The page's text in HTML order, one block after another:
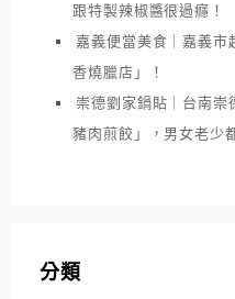
跟特製辣椒醬很過癮！
嘉義便當美食｜嘉義市
香燒臘店」！
崇德劉家鍋貼｜台南崇
豬肉煎餃」，男女老少
分類